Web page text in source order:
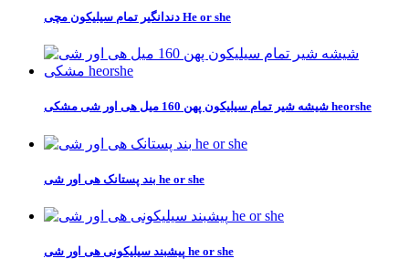
دندانگیر تمام سیلیکون مچی He or she
شیشه شیر تمام سیلیکون پهن 160 میل هی اور شی مشکی heorshe
بند پستانک هی اور شی he or she
پیشبند سیلیکونی هی اور شی he or she